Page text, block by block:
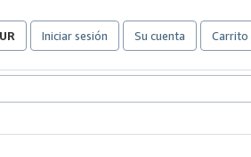
Iniciar sesión Su cuenta Carrito